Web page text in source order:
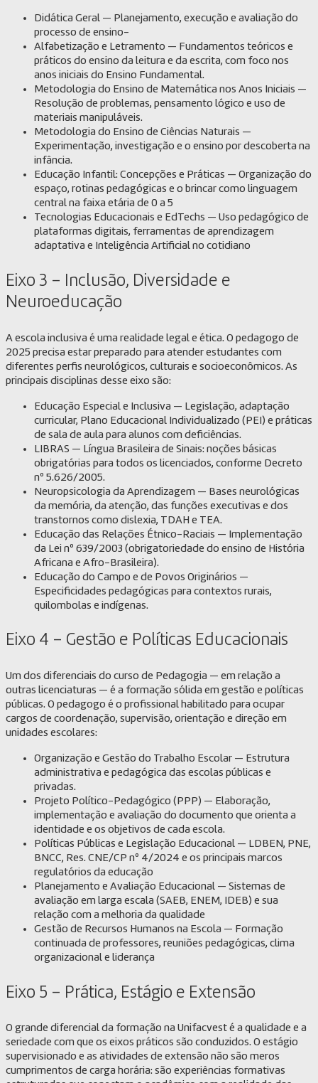
Didática Geral — Planejamento, execução e avaliação do
processo de ensino-
Alfabetização e Letramento — Fundamentos teóricos e
práticos do ensino da leitura e da escrita, com foco nos
anos iniciais do Ensino Fundamental.
Metodologia do Ensino de Matemática nos Anos Iniciais —
Resolução de problemas, pensamento lógico e uso de
materiais manipuláveis.
Metodologia do Ensino de Ciências Naturais —
Experimentação, investigação e o ensino por descoberta na
infância.
Educação Infantil: Concepções e Práticas — Organização do
espaço, rotinas pedagógicas e o brincar como linguagem
central na faixa etária de 0 a 5
Tecnologias Educacionais e EdTechs — Uso pedagógico de
plataformas digitais, ferramentas de aprendizagem
adaptativa e Inteligência Artificial no cotidiano
Eixo 3 – Inclusão, Diversidade e
Neuroeducação
A escola inclusiva é uma realidade legal e ética. O pedagogo de
2025 precisa estar preparado para atender estudantes com
diferentes perfis neurológicos, culturais e socioeconômicos. As
principais disciplinas desse eixo são:
Educação Especial e Inclusiva — Legislação, adaptação
curricular, Plano Educacional Individualizado (PEI) e práticas
de sala de aula para alunos com deficiências.
LIBRAS — Língua Brasileira de Sinais: noções básicas
obrigatórias para todos os licenciados, conforme Decreto
nº 5.626/2005.
Neuropsicologia da Aprendizagem — Bases neurológicas
da memória, da atenção, das funções executivas e dos
transtornos como dislexia, TDAH e TEA.
Educação das Relações Étnico-Raciais — Implementação
da Lei nº 639/2003 (obrigatoriedade do ensino de História
Africana e Afro-Brasileira).
Educação do Campo e de Povos Originários —
Especificidades pedagógicas para contextos rurais,
quilombolas e indígenas.
Eixo 4 – Gestão e Políticas Educacionais
Um dos diferenciais do curso de Pedagogia — em relação a
outras licenciaturas — é a formação sólida em gestão e políticas
públicas. O pedagogo é o profissional habilitado para ocupar
cargos de coordenação, supervisão, orientação e direção em
unidades escolares:
Organização e Gestão do Trabalho Escolar — Estrutura
administrativa e pedagógica das escolas públicas e
privadas.
Projeto Político-Pedagógico (PPP) — Elaboração,
implementação e avaliação do documento que orienta a
identidade e os objetivos de cada escola.
Políticas Públicas e Legislação Educacional — LDBEN, PNE,
BNCC, Res. CNE/CP nº 4/2024 e os principais marcos
regulatórios da educação
Planejamento e Avaliação Educacional — Sistemas de
avaliação em larga escala (SAEB, ENEM, IDEB) e sua
relação com a melhoria da qualidade
Gestão de Recursos Humanos na Escola — Formação
continuada de professores, reuniões pedagógicas, clima
organizacional e liderança
Eixo 5 – Prática, Estágio e Extensão
O grande diferencial da formação na Unifacvest é a qualidade e a
seriedade com que os eixos práticos são conduzidos. O estágio
supervisionado e as atividades de extensão não são meros
cumprimentos de carga horária: são experiências formativas